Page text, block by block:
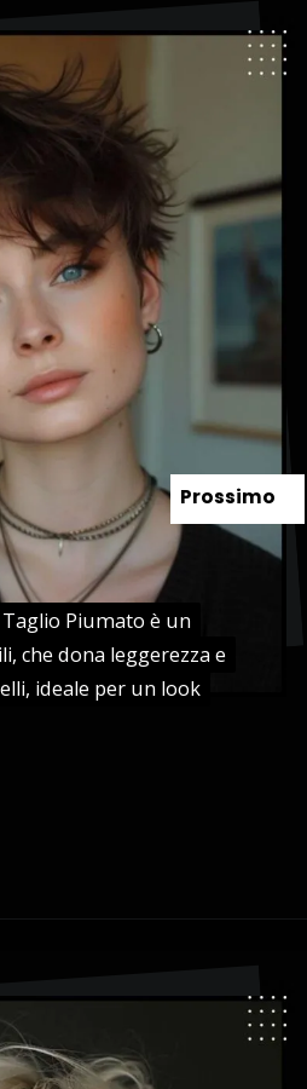
Piumato è un
che dona leggerezza e
ideale per un look
Piumato è un
che dona leggerezza e
ideale per un look
Prossimo